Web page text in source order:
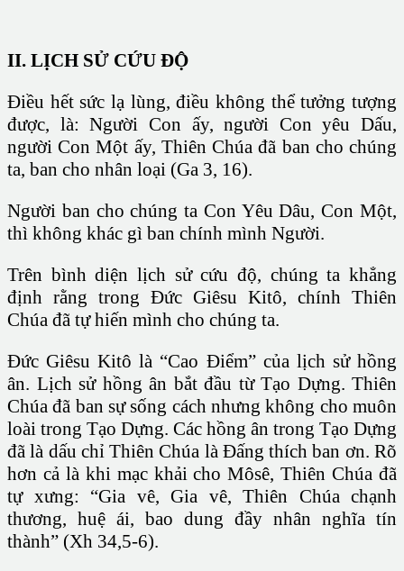
II. LỊCH SỬ CỨU ÐỘ
Ðiều hết sức lạ lùng, điều không thể tưởng tượng
được, là: Người Con ấy, người Con yêu Dấu,
người Con Một ấy, Thiên Chúa đã ban cho chúng
ta, ban cho nhân loại (Ga 3, 16).
Người ban cho chúng ta Con Yêu Dâu, Con Một,
thì không khác gì ban chính mình Người.
Trên bình diện lịch sử cứu độ, chúng ta khẳng
định rằng trong Ðức Giêsu Kitô, chính Thiên
Chúa đã tự hiến mình cho chúng ta.
Ðức Giêsu Kitô là “Cao Ðiểm” của lịch sử hồng
ân. Lịch sử hồng ân bắt đầu từ Tạo Dựng. Thiên
Chúa đã ban sự sống cách nhưng không cho muôn
loài trong Tạo Dựng. Các hồng ân trong Tạo Dựng
đã là dấu chỉ Thiên Chúa là Ðấng thích ban ơn. Rõ
hơn cả là khi mạc khải cho Môsê, Thiên Chúa đã
tự xưng: “Gia vê, Gia vê, Thiên Chúa chạnh
thương, huệ ái, bao dung đầy nhân nghĩa tín
thành” (Xh 34,5-6).